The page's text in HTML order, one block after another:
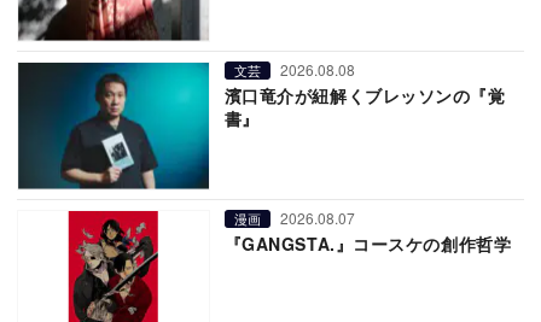
文芸 2026.08.08
濱口竜介が紐解くブレッソンの『覚
書』
漫画 2026.08.07
『GANGSTA.』コースケの創作哲学